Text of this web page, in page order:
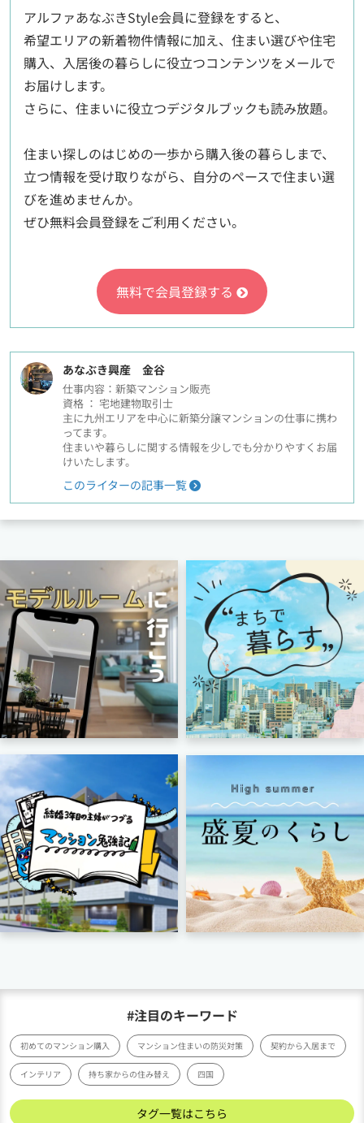
アルファあなぶきStyle会員に登録をすると、
希望エリアの新着物件情報に加え、住まい選びや住宅
購入、入居後の暮らしに役立つコンテンツをメールで
お届けします。
さらに、住まいに役立つデジタルブックも読み放題。
住まい探しのはじめの一歩から購入後の暮らしまで、
立つ情報を受け取りながら、自分のペースで住まい選
びを進めませんか。
ぜひ無料会員登録をご利用ください。
無料で会員登録する
あなぶき興産 金谷
仕事内容：新築マンション販売
資格 ： 宅地建物取引士
主に九州エリアを中心に新築分譲マンションの仕事に携わ
ってます。
住まいや暮らしに関する情報を少しでも分かりやすくお届
けいたします。
このライターの記事一覧
#注目のキーワード
初めてのマンション購入 マンション住まいの防災対策 契約から入居まで
インテリア 持ち家からの住み替え 四国
タグ一覧はこちら